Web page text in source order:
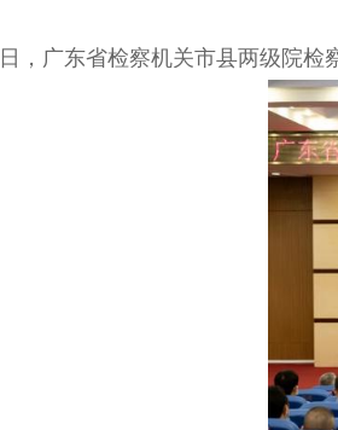
式 公益诉讼
新闻发布会
广东省检察机关市县两级院检